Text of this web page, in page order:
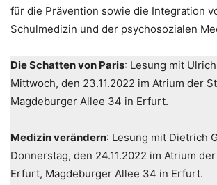
für die Prävention sowie die Integration
Schulmedizin und der psychosozialen
Die Schatten von Paris: Lesung mit
Mittwoch, den 23.11.2022 im Atrium der
Magdeburger Allee 34 in Erfurt.
Medizin verändern: Lesung mit Dietrich
Donnerstag, den 24.11.2022 im Atrium
Erfurt, Magdeburger Allee 34 in Erfurt.